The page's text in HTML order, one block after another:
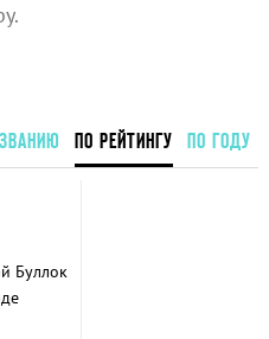
ПО РЕЙТИНГУ ПО ГОДУ
Буллок